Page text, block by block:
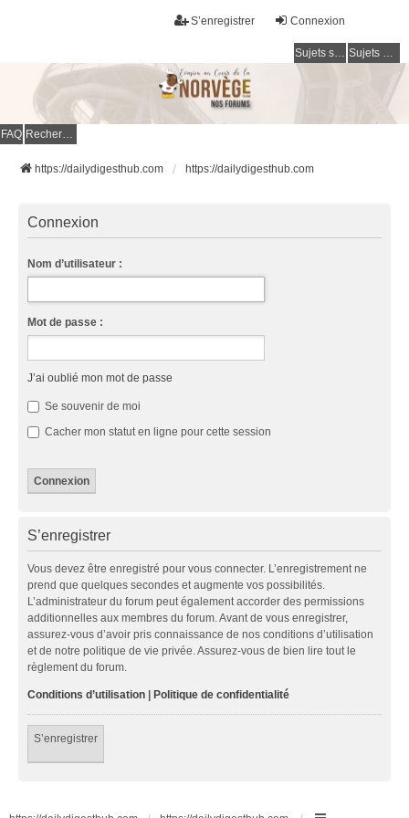
Connexion
S’enregistrer
Sujets sans réponse Sujets actifs
FAQ Rechercher
https://dailydigesthub.com https://dailydigesthub.com
Connexion
Nom d’utilisateur :
Mot de passe :
J’ai oublié mon mot de passe
Se souvenir de moi
Cacher mon statut en ligne pour cette session
S’enregistrer
Vous devez être enregistré pour vous connecter. L’enregistrement ne
prend que quelques secondes et augmente vos possibilités.
L’administrateur du forum peut également accorder des permissions
additionnelles aux membres du forum. Avant de vous enregistrer,
assurez-vous d’avoir pris connaissance de nos conditions d’utilisation
et de notre politique de vie privée. Assurez-vous de bien lire tout le
règlement du forum.
Conditions d’utilisation Politique de confidentialité
S’enregistrer